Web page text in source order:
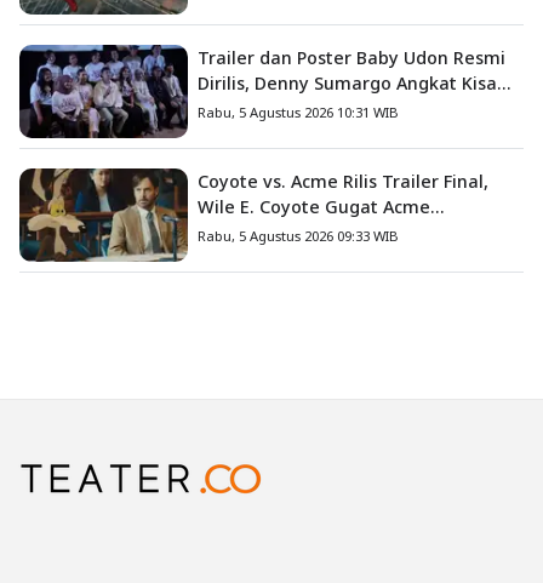
Trailer dan Poster Baby Udon Resmi
Dirilis, Denny Sumargo Angkat Kisah
Nyata Fanny Kondoh
Rabu, 5 Agustus 2026 10:31 WIB
Coyote vs. Acme Rilis Trailer Final,
Wile E. Coyote Gugat Acme
Corporation ke Pengadilan
Rabu, 5 Agustus 2026 09:33 WIB